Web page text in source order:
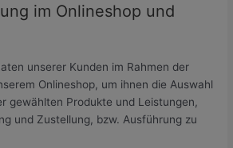
im Onlineshop und
unserer Kunden im Rahmen der
Onlineshop, um ihnen die Auswahl
gewählten Produkte und Leistungen,
und Zustellung, bzw. Ausführung zu